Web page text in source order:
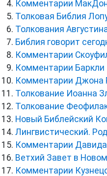
Комментарии
Толковая Библия
Толкования
Библия говорит
Комментарии
Комментарии Баркли
Комментарии Джона
Толкование Иоанна
Толкование
Новый Библейский
Лингвистический.
Комментарии
Ветхий Завет в Новом
Комментарии